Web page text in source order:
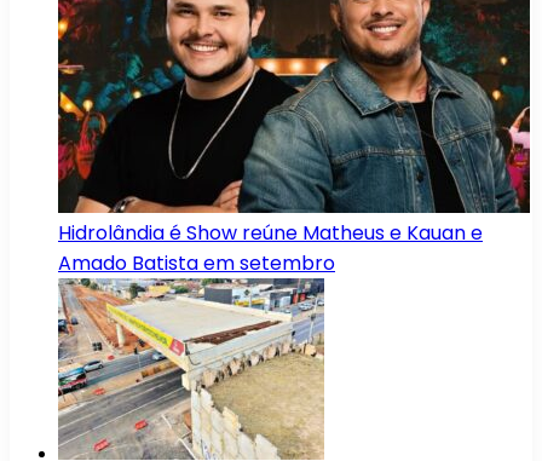
Hidrolândia é Show reúne Matheus e Kauan e
Amado Batista em setembro